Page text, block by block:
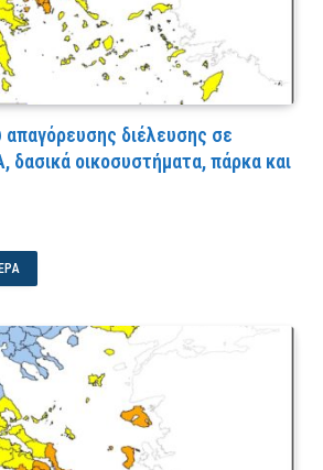
διέλευσης σε
δασικά οικοσυστήματα, πάρκα και